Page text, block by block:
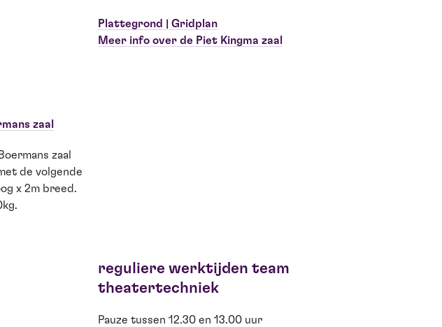
zaal
zaal
de volgende
x 2m breed.
Plattegrond | Gridplan
Meer info over de Piet Kingma zaal
reguliere werktijden team
theatertechniek
Pauze tussen 12.30 en 13.00 uur